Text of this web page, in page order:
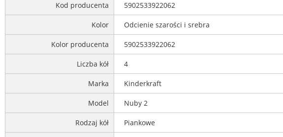
Kod producenta 5902533922062
Kolor Odcienie szarości i srebra
Kolor producenta 5902533922062
Liczba kół 4
Marka Kinderkraft
Model Nuby 2
Rodzaj kół Piankowe